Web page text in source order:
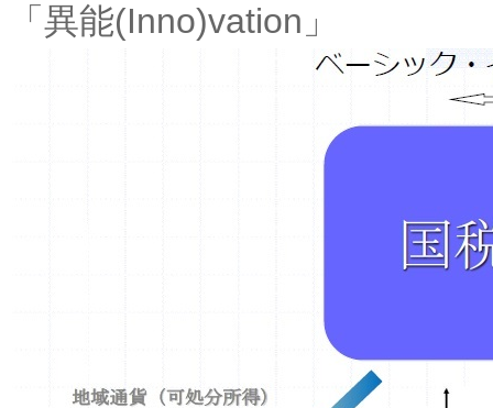
「異能(Inno)vation」